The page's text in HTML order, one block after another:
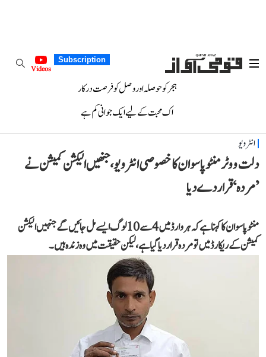
Subscription
Videos
ہجر کو حوصلہ اور وصل کو فرصت درکار
اک محبت کے لیے ایک جوانی کم ہے
انٹرویو
دلت ووٹر منٹو پاسوان کا خصوصی انٹرویو، جنھیں الیکشن کمیشن نے
’مردہ‘ قرار دے دیا
منٹو پاسوان کا کہنا ہے کہ ہر وارڈ میں 4 سے 10 لوگ ایسے مل جائیں گے جنہیں الیکشن
کمیشن کے ریکارڈ میں تو مردہ قرار دیا گیا ہے، لیکن حقیقت میں وہ زندہ ہیں۔